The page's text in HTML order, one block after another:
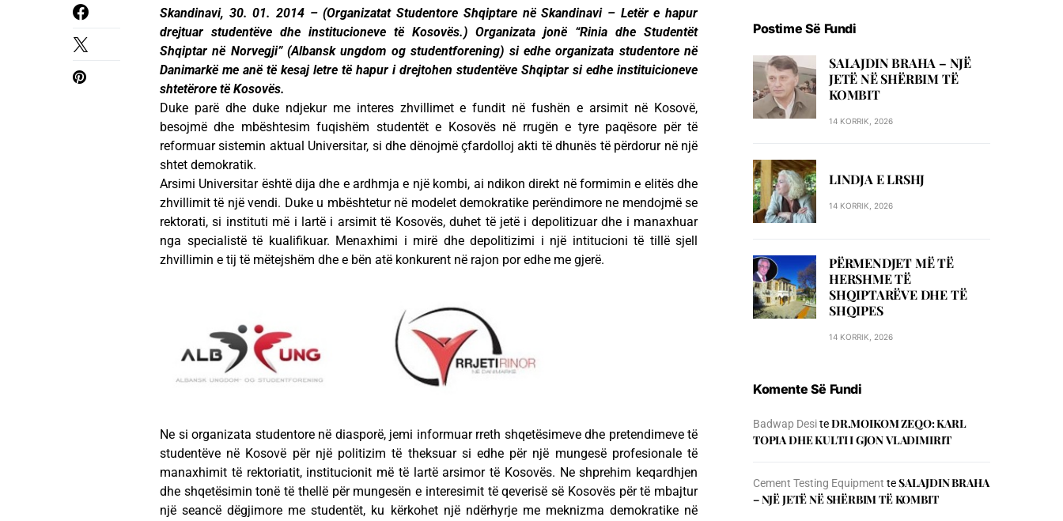
Skandinavi, 30. 01. 2014 – (Organizatat Studentore Shqiptare në Skandinavi – Letër e hapur
drejtuar studentëve dhe institucioneve të Kosovës.) Organizata jonë “Rinia dhe Studentët
Shqiptar në Norvegji” (Albansk ungdom og studentforening) si edhe organizata studentore në
Danimarkë me anë të kesaj letre të hapur i drejtohen studentëve Shqiptar si edhe instituicioneve
shtetërore të Kosovës.
Duke parë dhe duke ndjekur me interes zhvillimet e fundit në fushën e arsimit në Kosovë,
besojmë dhe mbështesim fuqishëm studentët e Kosovës në rrugën e tyre paqësore për të
reformuar sistemin aktual Universitar, si dhe dënojmë çfardolloj akti të dhunës të përdorur në një
shtet demokratik.
Arsimi Universitar është dija dhe e ardhmja e një kombi, ai ndikon direkt në formimin e elitës dhe
zhvillimit të një vendi. Duke u mbështetur në modelet demokratike perëndimore ne mendojmë se
rektorati, si instituti më i lartë i arsimit të Kosovës, duhet të jetë i depolitizuar dhe i manaxhuar
nga specialistë të kualifikuar. Menaxhimi i mirë dhe depolitizimi i një intitucioni të tillë sjell
zhvillimin e tij të mëtejshëm dhe e bën atë konkurent në rajon por edhe me gjerë.
Ne si organizata studentore në diasporë, jemi informuar rreth shqetësimeve dhe pretendimeve të
studentëve në Kosovë për një politizim të theksuar si edhe për një mungesë profesionale të
manaxhimit të rektoriatit, institucionit më të lartë arsimor të Kosovës. Ne shprehim keqardhjen
dhe shqetësimin tonë të thellë për mungesën e interesimit të qeverisë së Kosovës për të mbajtur
një seancë dëgjimore me studentët, ku kërkohet një ndërhyrje me meknizma demokratike në
Postime Së Fundi
SALAJDIN BRAHA – NJЁ
JETЁ NЁ SHЁRBIM TЁ
KOMBIT
14 KORRIK, 2026
LINDJA E LRSHJ
14 KORRIK, 2026
PËRMENDJET MË TË
HERSHME TË
SHQIPTARËVE DHE TË
SHQIPES
14 KORRIK, 2026
Komente Së Fundi
Badwap DesiteDR.MOIKOM ZEQO: KARL
TOPIA DHE KULTI I GJON VLADIMIRIT
Cement Testing Equipment teSALAJDIN BRAHA
– NJЁ JETЁ NЁ SHЁRBIM TЁ KOMBIT